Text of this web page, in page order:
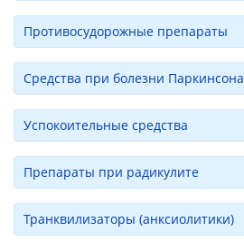
Противосудорожные препараты
Средства при болезни Паркинсона
Успокоительные средства
Препараты при радикулите
Транквилизаторы (анксиолитики)